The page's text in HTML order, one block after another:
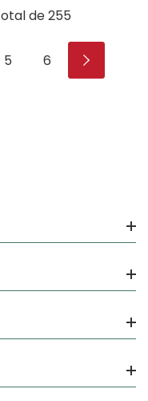
de255
5 6